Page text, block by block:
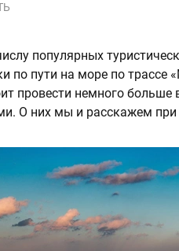
популярных
по пути на море по
провести немного
О них мы и расскажем